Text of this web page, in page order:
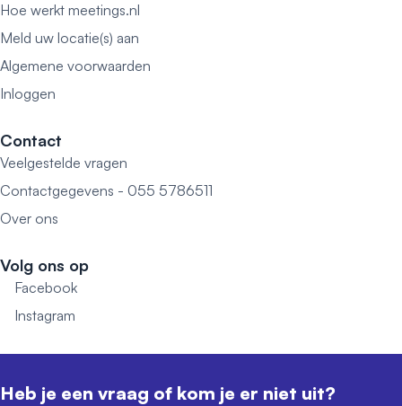
Hoe werkt meetings.nl
Meld uw locatie(s) aan
Algemene voorwaarden
Inloggen
Contact
Veelgestelde vragen
Contactgegevens - 055 5786511
Over ons
Volg ons op
Facebook
Instagram
Heb je een vraag of kom je er niet uit?